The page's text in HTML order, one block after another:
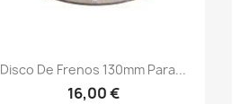
Vista rápida
Disco De Frenos 130mm Para...
16,00 €